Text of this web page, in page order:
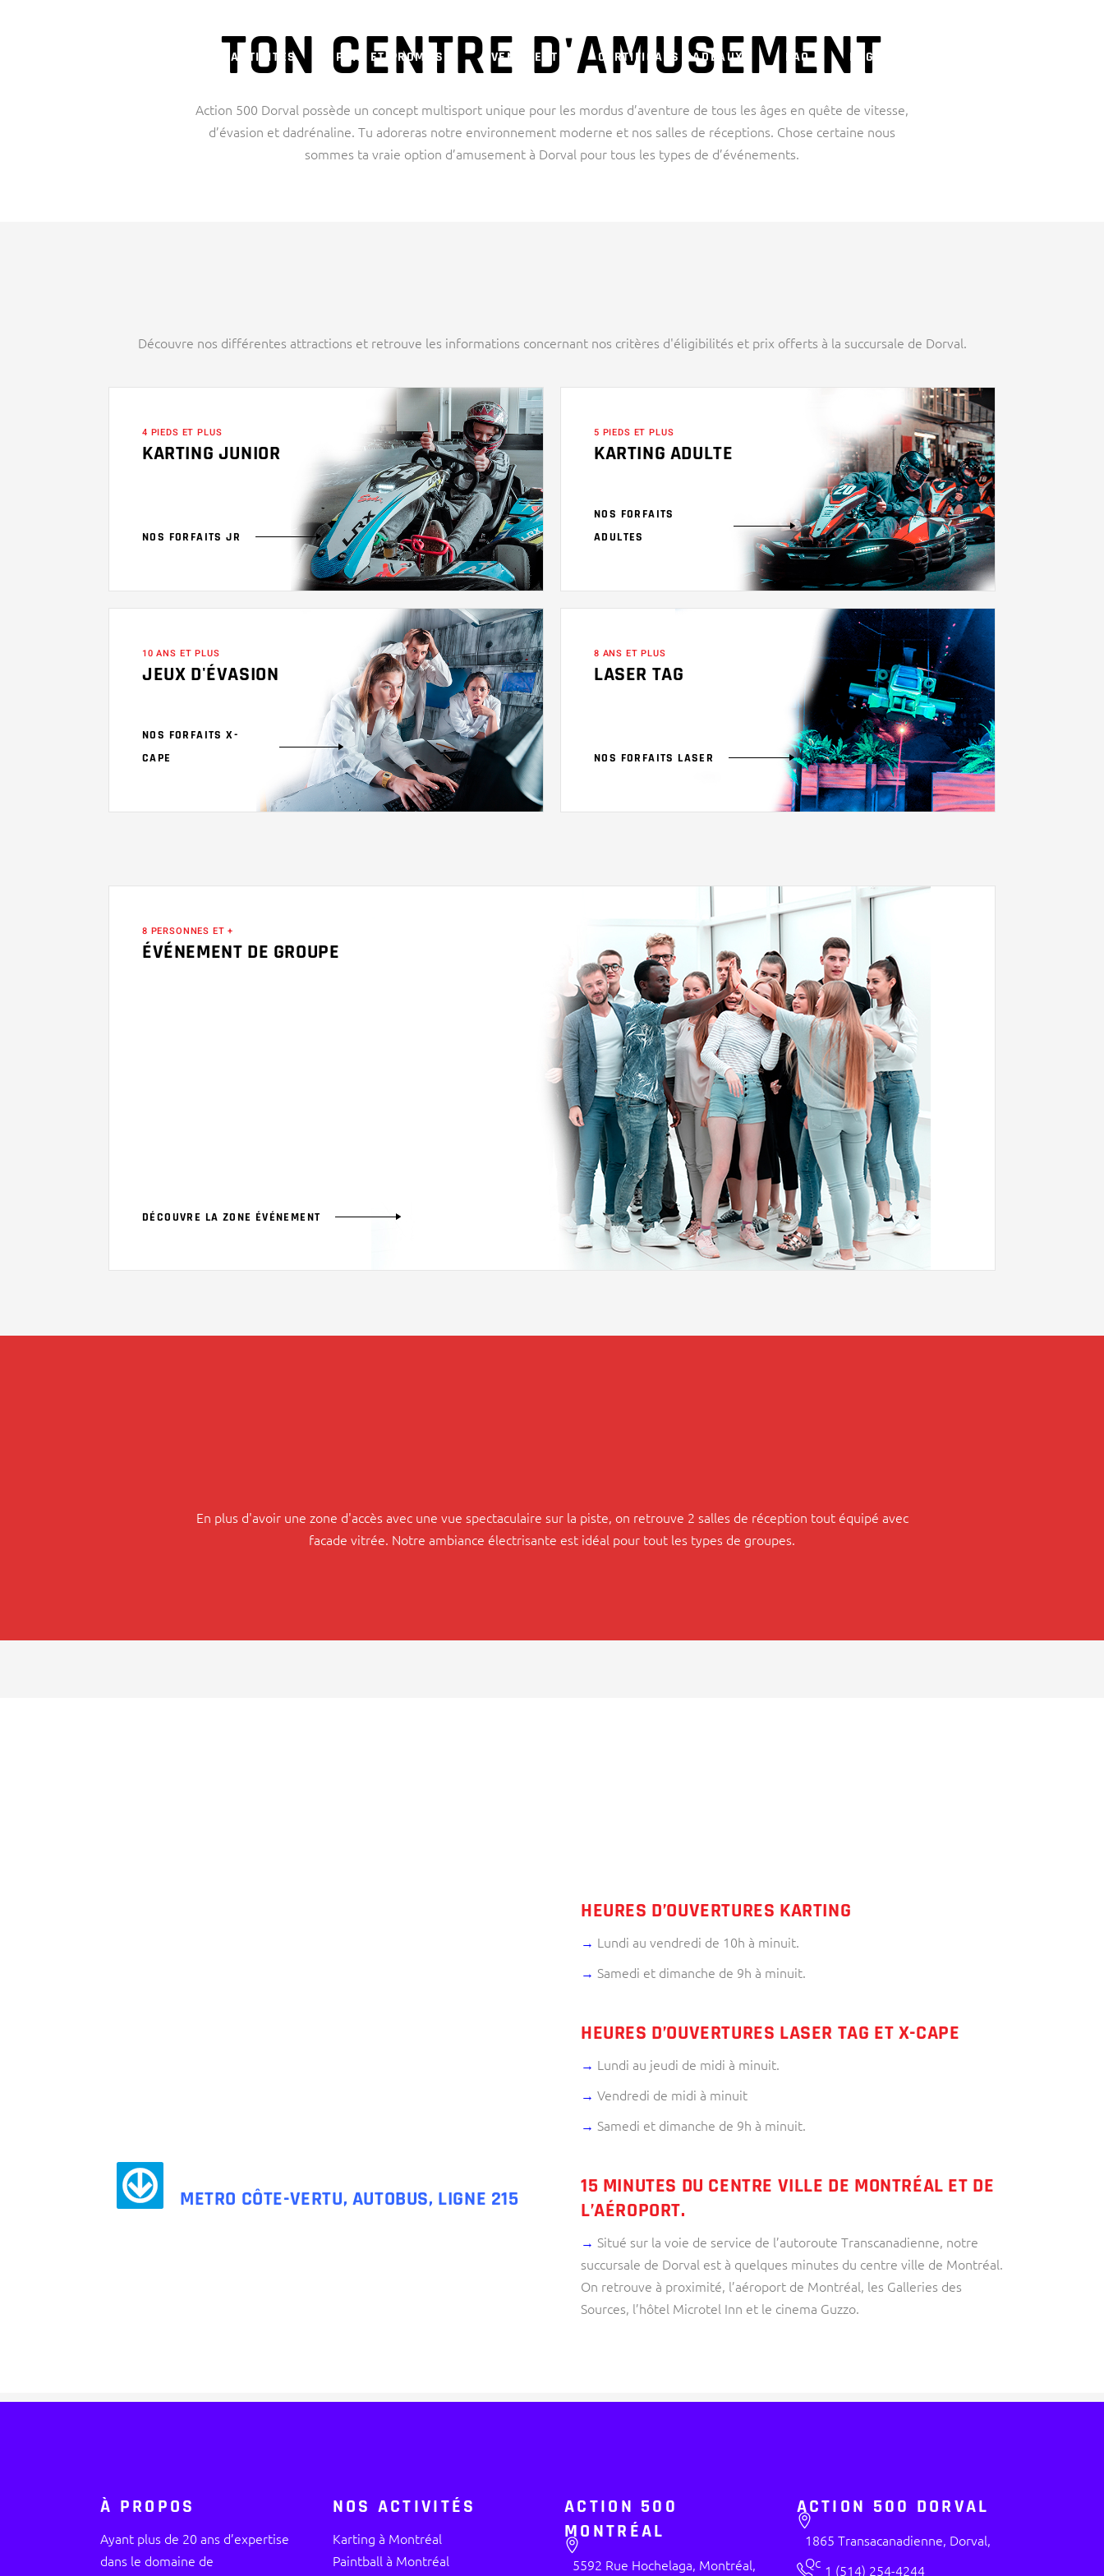
NOS ACTIVITÉS PRIX ET PROMOS ÉVENEMENT CERTIFICATS CADEAUX FAQ ENGLISH
TON CENTRE D'AMUSEMENT
Action 500 Dorval possède un concept multisport unique pour les mordus d’aventure de tous les âges en quête de vitesse,
d’évasion et dadrénaline. Tu adoreras notre environnement moderne et nos salles de réceptions. Chose certaine nous
sommes ta vraie option d’amusement à Dorval pour tous les types de d’événements.
Découvre nos différentes attractions et retrouve les informations concernant nos critères d'éligibilités et prix offerts à la succursale de Dorval.
4 PIEDS ET PLUS
KARTING JUNIOR
NOS FORFAITS JR
5 PIEDS ET PLUS
KARTING ADULTE
NOS FORFAITS
ADULTES
10 ANS ET PLUS
JEUX D'ÉVASION
NOS FORFAITS X-
CAPE
8 ANS ET PLUS
LASER TAG
NOS FORFAITS LASER
8 PERSONNES ET +
ÉVÉNEMENT DE GROUPE
DÉCOUVRE LA ZONE ÉVÉNEMENT
En plus d'avoir une zone d'accès avec une vue spectaculaire sur la piste, on retrouve 2 salles de réception tout équipé avec
facade vitrée. Notre ambiance électrisante est idéal pour tout les types de groupes.
METRO CÔTE-VERTU, AUTOBUS, LIGNE 215
HEURES D’OUVERTURES KARTING
→ Lundi au vendredi de 10h à minuit.
→ Samedi et dimanche de 9h à minuit.
HEURES D’OUVERTURES LASER TAG ET X-CAPE
→ Lundi au jeudi de midi à minuit.
→ Vendredi de midi à minuit
→ Samedi et dimanche de 9h à minuit.
15 MINUTES DU CENTRE VILLE DE MONTRÉAL ET DE
L’AÉROPORT.
→ Situé sur la voie de service de l’autoroute Transcanadienne, notre
succursale de Dorval est à quelques minutes du centre ville de Montréal.
On retrouve à proximité, l’aéroport de Montréal, les Galleries des
Sources, l’hôtel Microtel Inn et le cinema Guzzo.
À PROPOS
Ayant plus de 20 ans d’expertise
dans le domaine de
NOS ACTIVITÉS
Karting à Montréal
Paintball à Montréal
ACTION 500
MONTRÉAL
5592 Rue Hochelaga, Montréal,
ACTION 500 DORVAL
1865 Transacanadienne, Dorval,
Qc 1 (514) 254-4244